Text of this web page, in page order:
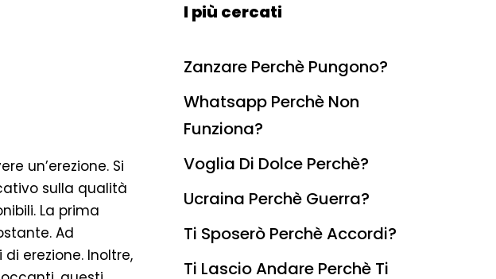
un’erezione. Si
sulla qualità
La prima
Ad
erezione. Inoltre,
I più cercati
Zanzare Perchè Pungono?
Whatsapp Perchè Non
Funziona?
Voglia Di Dolce Perchè?
Ucraina Perchè Guerra?
Ti Sposerò Perchè Accordi?
Ti Lascio Andare Perchè Ti